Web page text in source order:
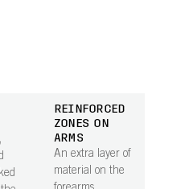
REINFORCED
ZONES ON
ARMS
An extra layer of
material on the